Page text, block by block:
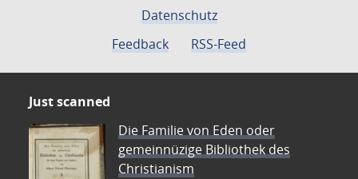
Datenschutz
Feedback
RSS-Feed
Just scanned
Die Familie von Eden oder
gemeinnüzige Bibliothek des
Christianism